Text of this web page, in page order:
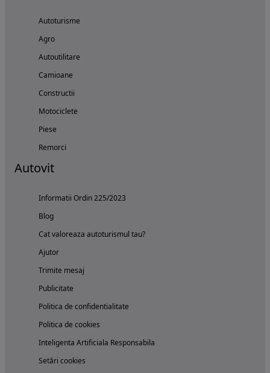
Autoturisme
Agro
Autoutilitare
Camioane
Constructii
Motociclete
Piese
Remorci
Autovit
Informatii Ordin 225/2023
Blog
Cat valoreaza autoturismul tau?
Ajutor
Trimite mesaj
Publicitate
Politica de confidentialitate
Politica de cookies
Inteligenta Artificiala Responsabila
Setări cookies